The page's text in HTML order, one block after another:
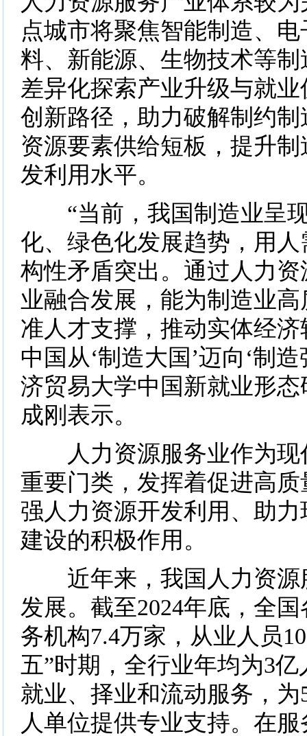
点城市将聚焦智能制造、
料、新能源、生物技术等
差异化探索产业升级与就
创新路径，助力破解制约
资源要素供给短板，提升
发利用水平。
“当前，我国制造业呈
化、绿色化发展趋势，用
构性矛盾突出。通过人力
业融合发展，能为制造业
准人才支撑，推动实体经
中国从‘制造大国’迈向‘制
济贸易大学中国新就业形
成刚表示。
人力资源服务业作为现
重要门类，发挥着促进高
强人力资源开发利用、助
建设的积极作用。
近年来，我国人力资源
发展。截至2024年底，全
务机构7.4万家，从业人员
五”时期，全行业年均为3
就业、择业和流动服务，为
人单位提供专业支持。在